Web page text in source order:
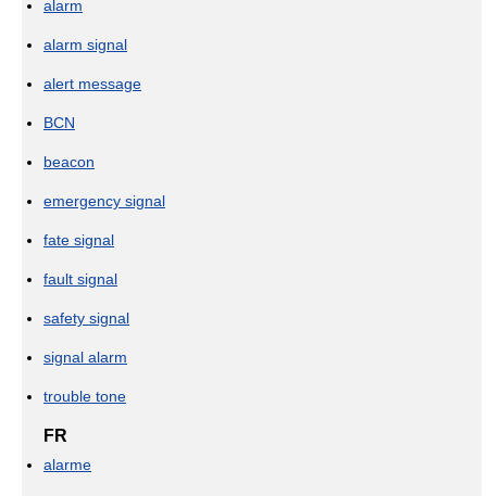
alarm
alarm signal
alert message
BCN
beacon
emergency signal
fate signal
fault signal
safety signal
signal alarm
trouble tone
FR
alarme